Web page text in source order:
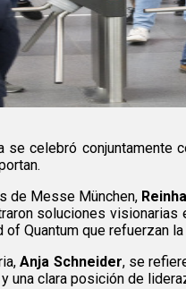
se celebró conjuntamente
de Messe München,
soluciones
Quantum que refuerzan
Anja Schneider, se
una clara posición de